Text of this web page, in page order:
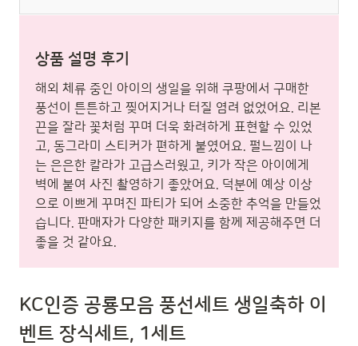
상품 설명 후기
해외 체류 중인 아이의 생일을 위해 쿠팡에서 구매한
풍선이 튼튼하고 찢어지거나 터질 염려 없었어요. 리본
끈을 잘라 꽃처럼 꾸며 더욱 화려하게 표현할 수 있었
고, 동그라미 스티커가 편하게 붙였어요. 펄느낌이 나
는 은은한 칼라가 고급스러웠고, 키가 작은 아이에게
벽에 붙여 사진 촬영하기 좋았어요. 덕분에 예상 이상
으로 이쁘게 꾸며진 파티가 되어 소중한 추억을 만들었
습니다. 판매자가 다양한 패키지를 함께 제공해주면 더
좋을 것 같아요.
KC인증 공룡모음 풍선세트 생일축하 이
벤트 장식세트, 1세트